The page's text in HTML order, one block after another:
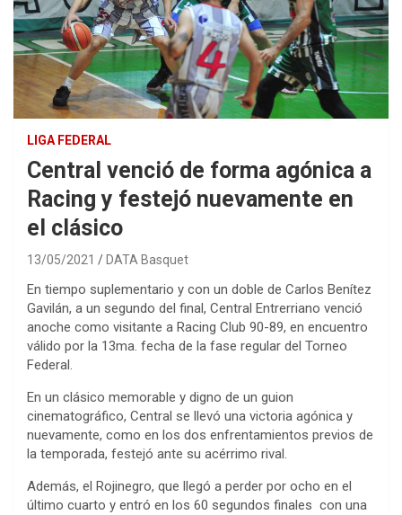
LIGA FEDERAL
Central venció de forma agónica a
Racing y festejó nuevamente en
el clásico
13/05/2021 DATA Basquet
En tiempo suplementario y con un doble de Carlos Benítez
Gavilán, a un segundo del final, Central Entrerriano venció
anoche como visitante a Racing Club 90-89, en encuentro
válido por la 13ma. fecha de la fase regular del Torneo
Federal.
En un clásico memorable y digno de un guion
cinematográfico, Central se llevó una victoria agónica y
nuevamente, como en los dos enfrentamientos previos de
la temporada, festejó ante su acérrimo rival.
Además, el Rojinegro, que llegó a perder por ocho en el
último cuarto y entró en los 60 segundos finales con una